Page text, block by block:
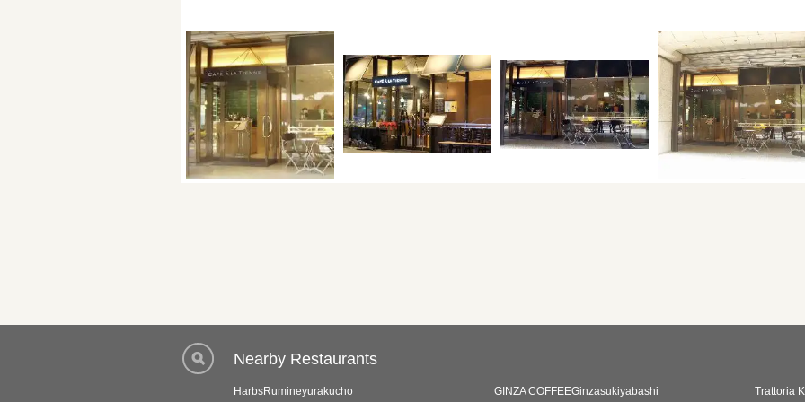
Nearby Restaurants
HarbsRumineyurakucho GINZA COFFEEGinzasukiyabashi Trattoria